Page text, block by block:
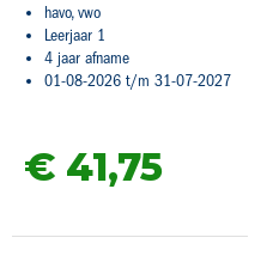
havo, vwo
Leerjaar 1
4 jaar afname
01-08-2026 t/m 31-07-2027
€ 41,75